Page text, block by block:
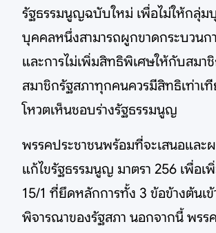
รัฐธรรมนูญฉบับใหม่ เพื่อไม่ให้กลุ่ม
บุคคลหนึ่งสามารถผูกขาดกระบวนก
และการไม่เพิ่มสิทธิพิเศษให้กับสมา
สมาชิกรัฐสภาทุกคนควรมีสิทธิเท่าเ
โหวตเห็นชอบร่างรัฐธรรมนูญ
พรรคประชาชนพร้อมที่จะเสนอและ
แก้ไขรัฐธรรมนูญ มาตรา 256 เพื่อเ
15/1 ที่ยึดหลักการทั้ง 3 ข้อข้างต้นเข้
พิจารณาของรัฐสภา นอกจากนี้ พรร